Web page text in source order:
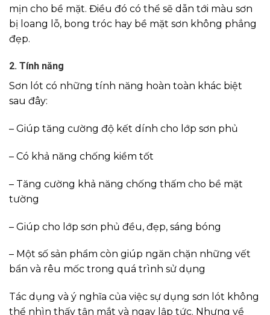
mịn cho bề mặt. Điều đó có thể sẽ dẫn tới màu sơn
bị loang lỗ, bong tróc hay bề mặt sơn không phẳng
đẹp.
2. Tính năng
Sơn lót có những tính năng hoàn toàn khác biệt
sau đây:
– Giúp tăng cường độ kết dính cho lớp sơn phủ
– Có khả năng chống kiềm tốt
– Tăng cường khả năng chống thấm cho bề mặt
tường
– Giúp cho lớp sơn phủ đều, đẹp, sáng bóng
– Một số sản phẩm còn giúp ngăn chặn những vết
bẩn và rêu mốc trong quá trình sử dụng
Tác dụng và ý nghĩa của việc sự dụng sơn lót không
thể nhìn thấy tận mắt và ngay lập tức. Nhưng về